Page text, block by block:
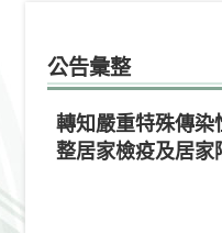
公告彙整
轉知嚴重特殊傳
整居家檢疫及居家